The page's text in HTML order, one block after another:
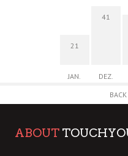
21
JAN.
41
DEZ.
ABOUT